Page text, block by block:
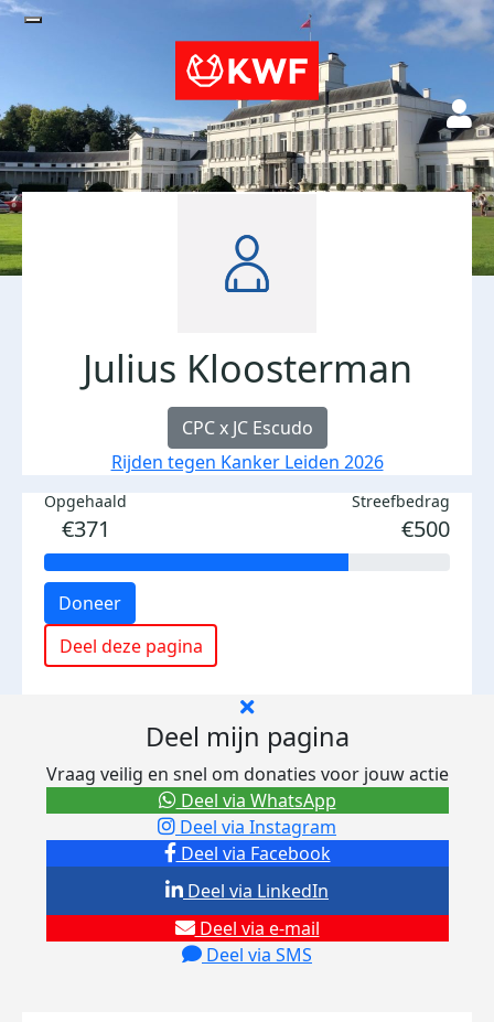
Julius Kloosterman
CPC x JC Escudo
Rijden tegen Kanker Leiden 2026
Opgehaald
€371
Streefbedrag
€500
Doneer
Deel deze pagina
Deel mijn pagina
Vraag veilig en snel om donaties voor jouw actie
Deel via Facebook
Deel via Instagram
Deel via e-mail
Deel via SMS
Deel via LinkedIn
Deel via WhatsApp